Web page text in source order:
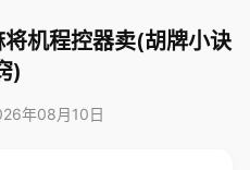
机程控器卖(胡牌小诀
)
年08月10日